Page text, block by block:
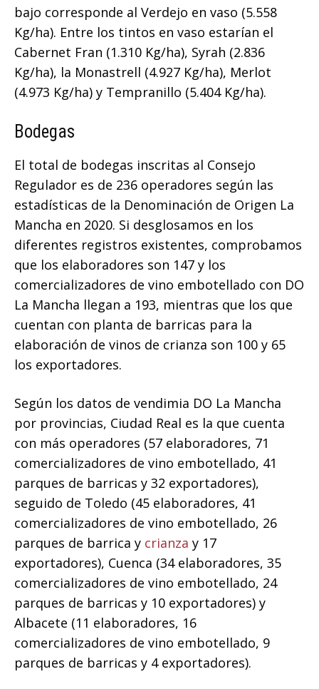
bajo corresponde al Verdejo en vaso (5.558
Kg/ha). Entre los tintos en vaso estarían el
Cabernet Fran (1.310 Kg/ha), Syrah (2.836
Kg/ha), la Monastrell (4.927 Kg/ha), Merlot
(4.973 Kg/ha) y Tempranillo (5.404 Kg/ha).
Bodegas
El total de bodegas inscritas al Consejo
Regulador es de 236 operadores según las
estadísticas de la Denominación de Origen La
Mancha en 2020. Si desglosamos en los
diferentes registros existentes, comprobamos
que los elaboradores son 147 y los
comercializadores de vino embotellado con DO
La Mancha llegan a 193, mientras que los que
cuentan con planta de barricas para la
elaboración de vinos de crianza son 100 y 65
los exportadores.
Según los datos de vendimia DO La Mancha
por provincias, Ciudad Real es la que cuenta
con más operadores (57 elaboradores, 71
comercializadores de vino embotellado, 41
parques de barricas y 32 exportadores),
seguido de Toledo (45 elaboradores, 41
comercializadores de vino embotellado, 26
parques de barrica y crianza y 17
exportadores), Cuenca (34 elaboradores, 35
comercializadores de vino embotellado, 24
parques de barricas y 10 exportadores) y
Albacete (11 elaboradores, 16
comercializadores de vino embotellado, 9
parques de barricas y 4 exportadores).